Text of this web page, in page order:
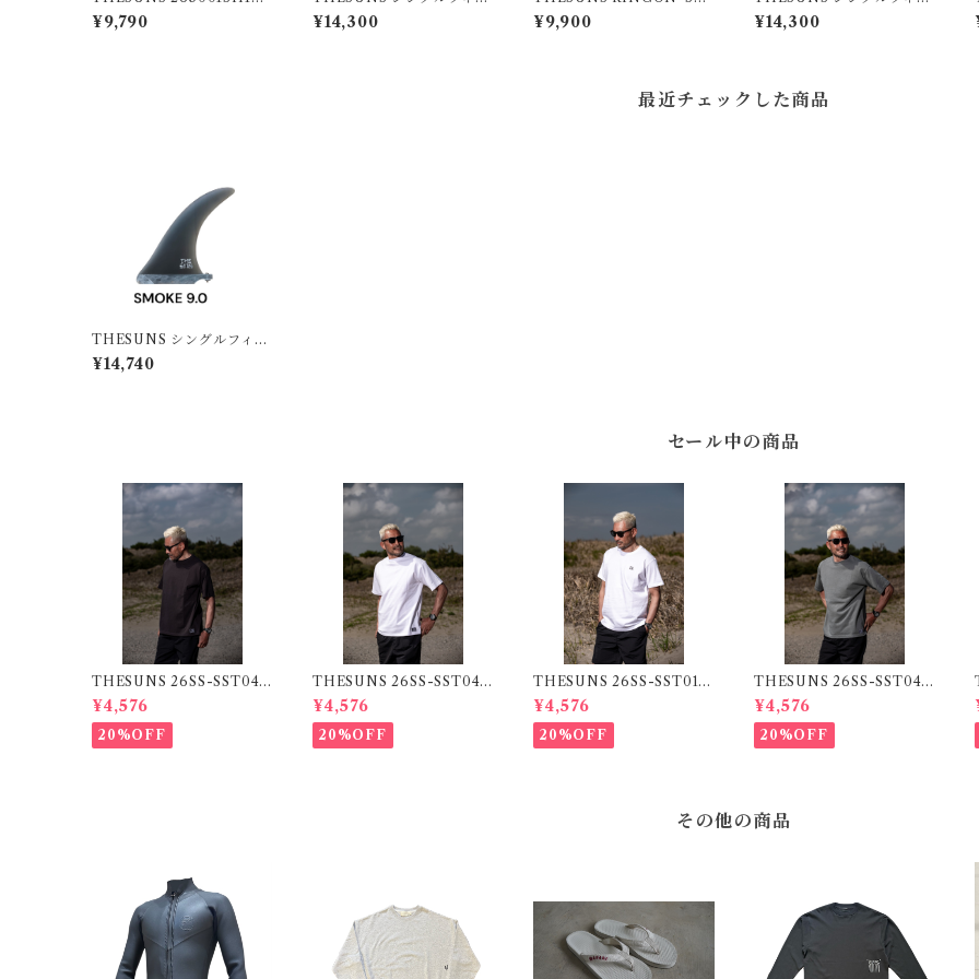
SU BLK
¥9,790
RED8.0
¥14,300
NS CL NVY
¥9,900
SMOKE8.0
¥14,300
最近チェックした商品
THESUNS シングルフィン
SMOKE9.0
¥14,740
セール中の商品
THESUNS 26SS-SST04 S
UMI
¥4,576
20%OFF
THESUNS 26SS-SST04
WHITE
¥4,576
20%OFF
THESUNS 26SS-SST01
WT/BK
¥4,576
20%OFF
THESUNS 26SS-SST04 S
GRN
¥4,576
20%OFF
その他の商品